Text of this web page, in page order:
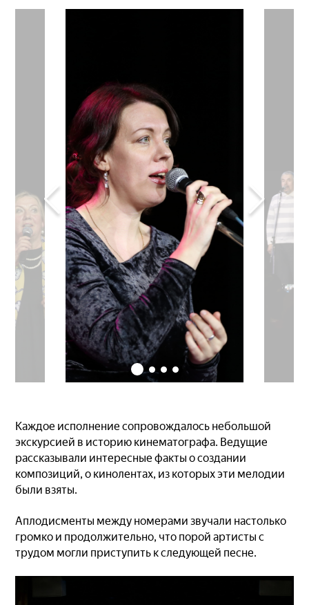
Каждое исполнение сопровождалось небольшой
экскурсией в историю кинематографа. Ведущие
рассказывали интересные факты о создании
композиций, о кинолентах, из которых эти мелодии
были взяты.
Аплодисменты между номерами звучали настолько
громко и продолжительно, что порой артисты с
трудом могли приступить к следующей песне.